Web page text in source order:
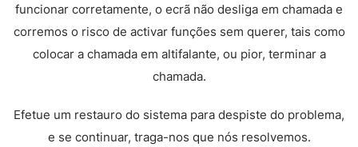
funcionar corretamente, o ecrã não desliga em chamada e
corremos o risco de activar funções sem querer, tais como
colocar a chamada em altifalante, ou pior, terminar a
chamada.
Efetue um restauro do sistema para despiste do problema,
e se continuar, traga-nos que nós resolvemos.